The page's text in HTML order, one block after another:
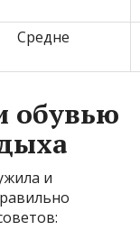
Средне
обувью
и